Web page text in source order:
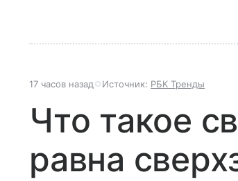
17 часов назад Источник: РБК Тренды
Что такое
равна